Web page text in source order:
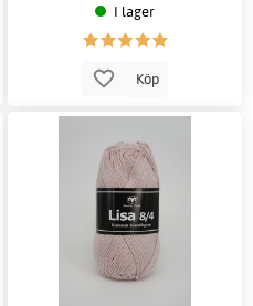
I lager
Köp